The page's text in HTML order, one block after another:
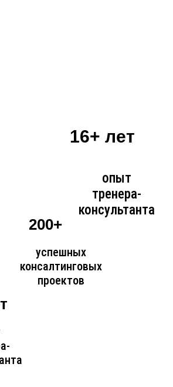
опыт
тренера-
консультанта
16+ лет
200+
успешных
консалтинговых
проектов